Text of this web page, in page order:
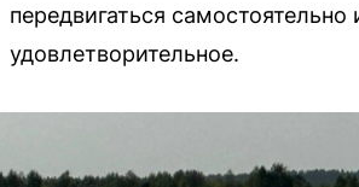
передвигаться самостоятельно
удовлетворительное.